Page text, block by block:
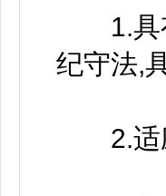
1.具有
纪守法,
2.适应